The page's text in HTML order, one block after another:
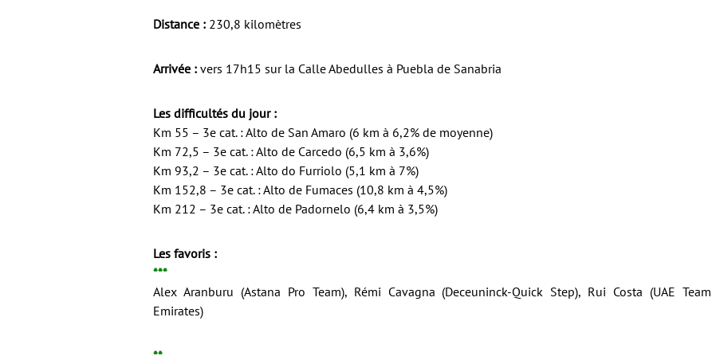
Distance : 230,8 kilomètres
Arrivée : vers 17h15 sur la Calle Abedulles à Puebla de Sanabria
Les difficultés du jour :
Km 55 – 3e cat. : Alto de San Amaro (6 km à 6,2% de moyenne)
Km 72,5 – 3e cat. : Alto de Carcedo (6,5 km à 3,6%)
Km 93,2 – 3e cat. : Alto do Furriolo (5,1 km à 7%)
Km 152,8 – 3e cat. : Alto de Fumaces (10,8 km à 4,5%)
Km 212 – 3e cat. : Alto de Padornelo (6,4 km à 3,5%)
Les favoris :
***
Alex Aranburu (Astana Pro Team), Rémi Cavagna (Deceuninck-Quick Step), Rui Costa (UAE Team
Emirates)
**